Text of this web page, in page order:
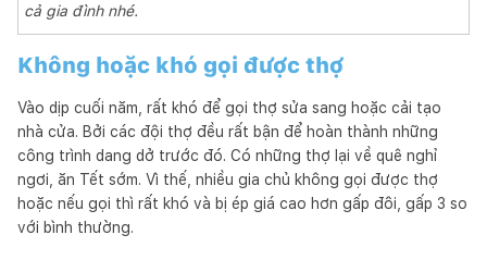
cả gia đình nhé.
Không hoặc khó gọi được thợ
Vào dịp cuối năm, rất khó để gọi thợ sửa sang hoặc cải tạo
nhà cửa. Bởi các đội thợ đều rất bận để hoàn thành những
công trình dang dở trước đó. Có những thợ lại về quê nghỉ
ngơi, ăn Tết sớm. Vì thế, nhiều gia chủ không gọi được thợ
hoặc nếu gọi thì rất khó và bị ép giá cao hơn gấp đôi, gấp 3 so
với bình thường.